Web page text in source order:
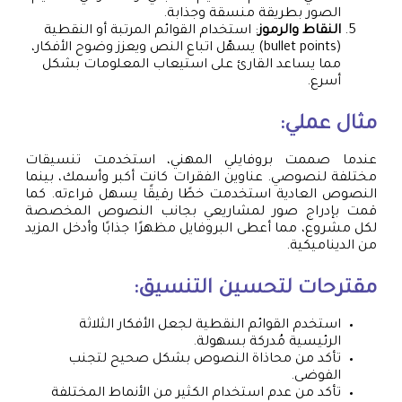
الصور بطريقة منسقة وجذابة.
النقاط والرموز: استخدام القوائم المرتبة أو النقطية
(bullet points) يسهّل اتباع النص ويعزز وضوح الأفكار،
مما يساعد القارئ على استيعاب المعلومات بشكل
أسرع.
مثال عملي:
عندما صممت بروفايلي المهني، استخدمت تنسيقات
مختلفة لنصوصي. عناوين الفقرات كانت أكبر وأسمك، بينما
النصوص العادية استخدمت خطًا رقيقًا يسهل قراءته. كما
قمت بإدراج صور لمشاريعي بجانب النصوص المخصصة
لكل مشروع، مما أعطى البروفايل مظهرًا جذابًا وأدخل المزيد
من الديناميكية.
مقترحات لتحسين التنسيق:
استخدم القوائم النقطية لجعل الأفكار الثلاثة
الرئيسية مُدركة بسهولة.
تأكد من محاذاة النصوص بشكل صحيح لتجنب
الفوضى.
تأكد من عدم استخدام الكثير من الأنماط المختلفة